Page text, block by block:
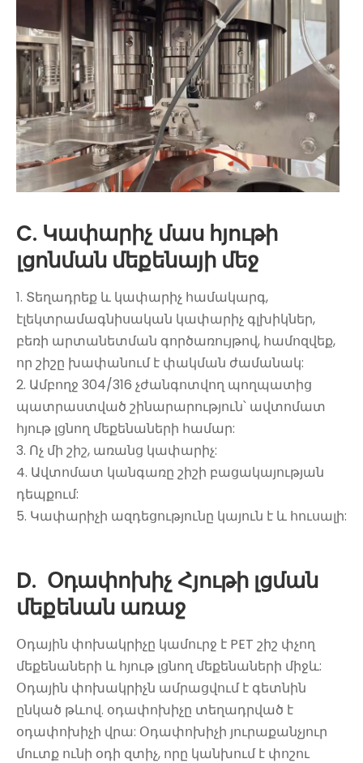
C. Կափարիչ մաս հյութի
լցոնման մեքենայի մեջ
1. Տեղադրեք և կափարիչ համակարգ,
էլեկտրամագնիսական կափարիչ գլխիկներ,
բեռի արտանետման գործառույթով, համոզվեք,
որ շիշը խափանում է փակման ժամանակ:
2. Ամբողջ 304/316 չժանգոտվող պողպատից
պատրաստված շինարարություն՝ ավտոմատ
հյութ լցնող մեքենաների համար:
3. Ոչ մի շիշ, առանց կափարիչ:
4. Ավտոմատ կանգառը շիշի բացակայության
դեպքում:
5. Կափարիչի ազդեցությունը կայուն է և հուսալի:
D. Օդափոխիչ Հյութի լցման
մեքենան առաջ
Օդային փոխակրիչը կամուրջ է PET շիշ փչող
մեքենաների և հյութ լցնող մեքենաների միջև:
Օդային փոխակրիչն ամրացվում է գետնին
ընկած թևով. օդափոխիչը տեղադրված է
օդափոխիչի վրա: Օդափոխիչի յուրաքանչյուր
մուտք ունի օդի զտիչ, որը կանխում է փոշու